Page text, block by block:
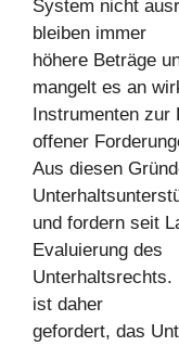
System nicht
bleiben immer
höhere Beträge
mangelt es an
Instrumenten zur
offener
Aus diesen
und fordern seit
Evaluierung des
Unterhaltsrechts.
ist daher
gefordert, das